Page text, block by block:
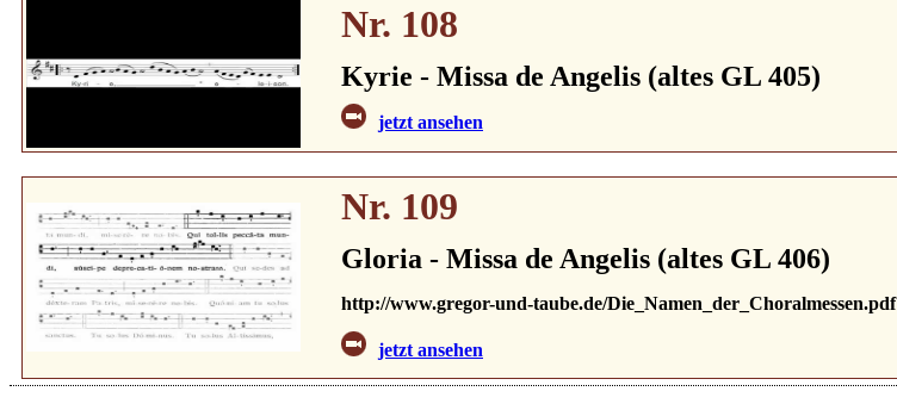
Nr. 108
Kyrie - Missa de Angelis (altes GL 405)
jetzt ansehen
Nr. 109
Gloria - Missa de Angelis (altes GL 406)
http://www.gregor-und-taube.de/Die_Namen_der_Choralmessen.pdf
jetzt ansehen